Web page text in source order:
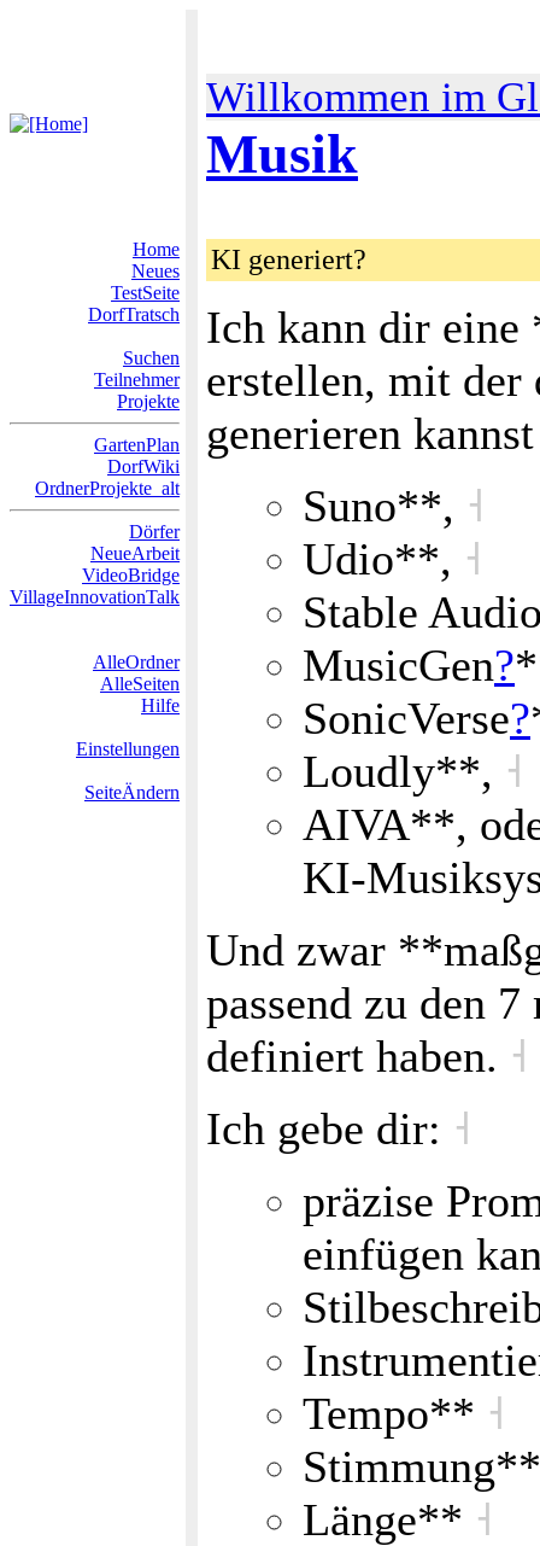
Willkommen im
Musik
Home
Neues
TestSeite
DorfTratsch
Suchen
Teilnehmer
Projekte
GartenPlan
DorfWiki
OrdnerProjekte_alt
Dörfer
NeueArbeit
VideoBridge
VillageInnovationTalk
AlleOrdner
AlleSeiten
Hilfe
Einstellungen
SeiteÄndern
KI generiert?
Ich kann dir
erstellen, mit
generieren
Suno**, ˧
Udio**, ˧
Stable
MusicGen?
SonicVerse?
Loudly**, ˧
AIVA**,
Und zwar
passend zu den
definiert haben. ˧
Ich gebe dir: ˧
präzise
einfügen
Tempo** ˧
Länge** ˧